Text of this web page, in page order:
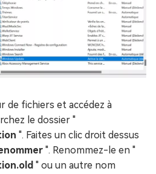
de fichiers et accédez à
le dossier "
". Faites un clic droit dessus
". Renommez-le en "
" ou un autre nom